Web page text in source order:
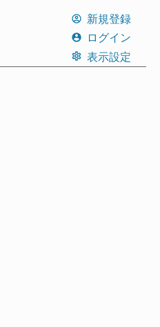
新規登録
ログイン
表示設定